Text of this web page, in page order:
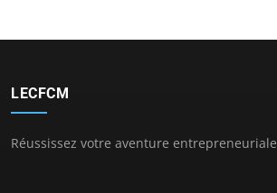
LECFCM
Réussissez votre aventure entrepreneuriale